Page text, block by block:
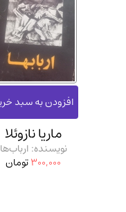
ماریا نازوئلا
نویسنده: ارباب‌ها
300,000تومان